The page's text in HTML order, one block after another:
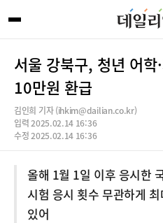
서울 강북구, 청년 어학
10만원 환급
김인희 기자 (ihkim@dailian.co.kr)
입력 2025.02.14 16:36
수정 2025.02.14 16:36
올해 1월 1일 이후 응시한
시험 응시 횟수 무관하게
있어